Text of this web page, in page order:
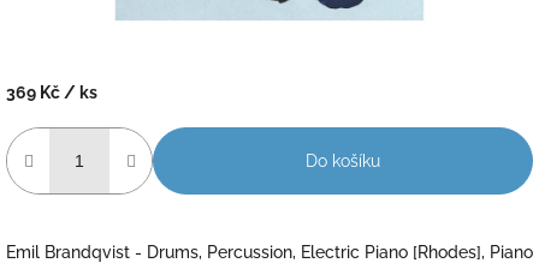
369 Kč / ks
cena:
Do košíku
Emil Brandqvist - Drums, Percussion, Electric Piano [Rhodes], Piano